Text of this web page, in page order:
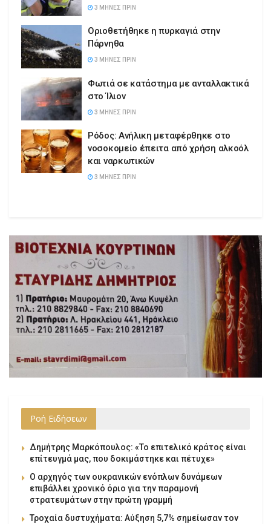
3 ΜΉΝΕΣ ΠΡΙΝ
Οριοθετήθηκε η πυρκαγιά στην
Πάρνηθα
3 ΜΉΝΕΣ ΠΡΙΝ
Φωτιά σε κατάστημα με ανταλλακτικά
στο Ίλιον
3 ΜΉΝΕΣ ΠΡΙΝ
Ρόδος: Ανήλικη μεταφέρθηκε στο
νοσοκομείο έπειτα από χρήση αλκοόλ
και ναρκωτικών
3 ΜΉΝΕΣ ΠΡΙΝ
Ροή Ειδήσεων
Δημήτρης Μαρκόπουλος: «Το επιτελικό κράτος είναι
επίτευγμά μας, που δοκιμάστηκε και πέτυχε»
Ο αρχηγός των ουκρανικών ενόπλων δυνάμεων
επιβάλλει χρονικό όριο για την παραμονή
στρατευμάτων στην πρώτη γραμμή
Τροχαία δυστυχήματα: Αύξηση 5,7% σημείωσαν τον